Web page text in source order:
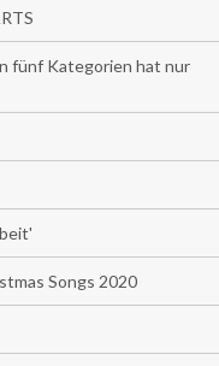
fünf Kategorien hat nur
Songs 2020